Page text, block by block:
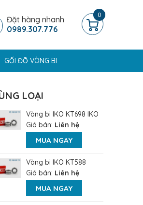
Đặt hàng nhanh
0989.307.776
0
GỐI ĐỠ VÒNG BI
LOẠI
Vòng bi IKO KT698 IKO
Giá bán: Liên hệ
MUA NGAY
Vòng bi IKO KT588
Giá bán: Liên hệ
MUA NGAY